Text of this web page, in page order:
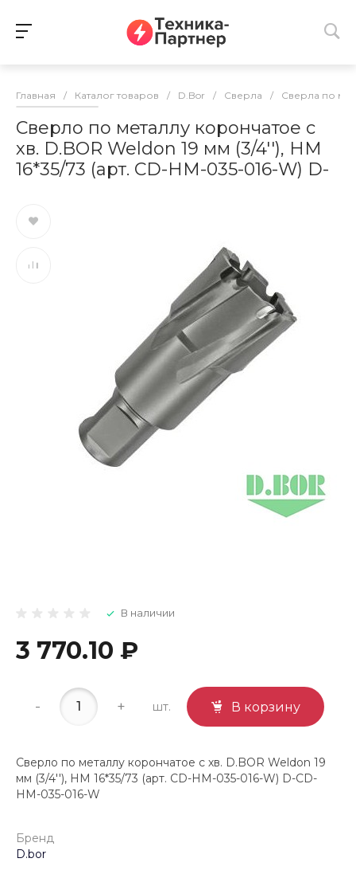
Главная / Каталог товаров / D.Bor / Сверла / Сверла по
Сверло по металлу корончатое с
хв. D.BOR Weldon 19 мм (3/4''), HM
16*35/73 (арт. CD-HM-035-016-W) D-
В наличии
3 770.10 ₽
- + шт. В корзину
Сверло по металлу корончатое с хв. D.BOR Weldon 19
мм (3/4''), HM 16*35/73 (арт. CD-HM-035-016-W) D-CD-
HM-035-016-W
Бренд
D.bor